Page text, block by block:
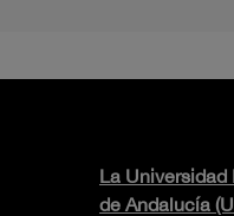
La Universidad
de Andalucía